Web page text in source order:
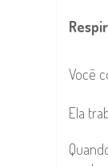
Você
Ela